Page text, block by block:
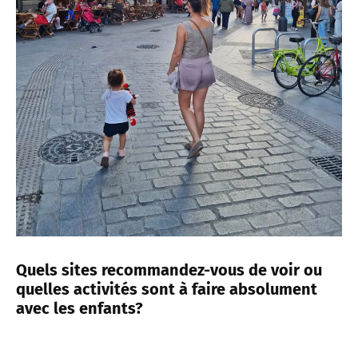
Quels sites recommandez-vous de voir ou
quelles activités sont à faire absolument
avec les enfants?